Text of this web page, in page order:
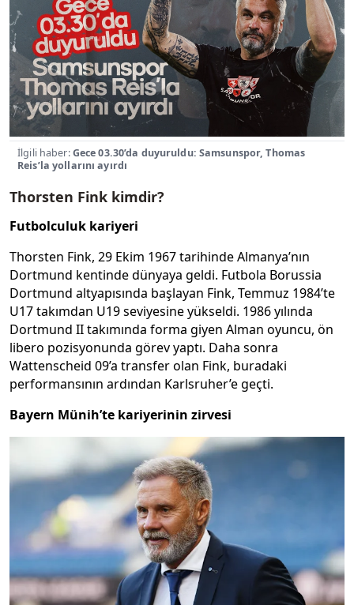
İlgili haber:Gece 03.30’da duyuruldu: Samsunspor, Thomas
Reis’la yollarını ayırdı
Thorsten Fink kimdir?
Futbolculuk kariyeri
Thorsten Fink, 29 Ekim 1967 tarihinde Almanya’nın
Dortmund kentinde dünyaya geldi. Futbola Borussia
Dortmund altyapısında başlayan Fink, Temmuz 1984’te
U17 takımdan U19 seviyesine yükseldi. 1986 yılında
Dortmund II takımında forma giyen Alman oyuncu, ön
libero pozisyonunda görev yaptı. Daha sonra
Wattenscheid 09’a transfer olan Fink, buradaki
performansının ardından Karlsruher’e geçti.
Bayern Münih’te kariyerinin zirvesi